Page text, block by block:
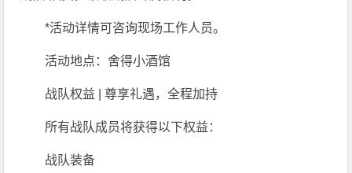
*活动详情可咨询现场工作人员。
活动地点：舍得小酒馆
战队权益 | 尊享礼遇，全程加持
所有战队成员将获得以下权益：
战队装备